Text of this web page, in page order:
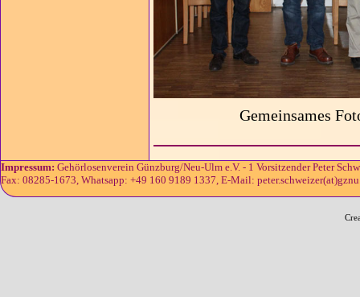
Gemeinsames
Impressum: Gehörlosenverein Günzburg/Neu-Ulm e.V. - 1 Vorsitzender Peter
Fax: 08285-1673, Whatsapp: +49 160 9189 1337, E-Mail: